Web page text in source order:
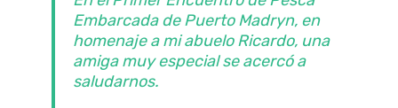
Embarcada de Puerto Madryn, en
homenaje a mi abuelo Ricardo, una
amiga muy especial se acercó a
saludarnos.